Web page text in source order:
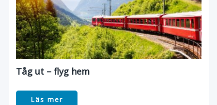
Tåg ut – flyg hem
Läs mer